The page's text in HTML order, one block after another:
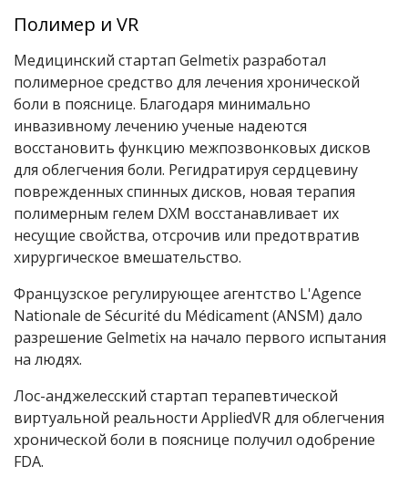
Полимер и VR
Медицинский стартап Gelmetix разработал
полимерное средство для лечения хронической
боли в пояснице. Благодаря минимально
инвазивному лечению ученые надеются
восстановить функцию межпозвонковых дисков
для облегчения боли. Регидратируя сердцевину
поврежденных спинных дисков, новая терапия
полимерным гелем DXM восстанавливает их
несущие свойства, отсрочив или предотвратив
хирургическое вмешательство.
Французское регулирующее агентство L'Agence
Nationale de Sécurité du Médicament (ANSM) дало
разрешение Gelmetix на начало первого испытания
на людях.
Лос-анджелесский стартап терапевтической
виртуальной реальности AppliedVR для облегчения
хронической боли в пояснице получил одобрение
FDA.